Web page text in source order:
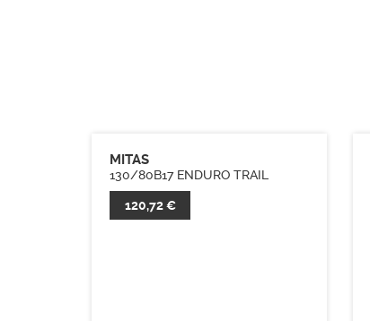
MITAS
130/80B17 ENDURO TRAIL
120,72 €